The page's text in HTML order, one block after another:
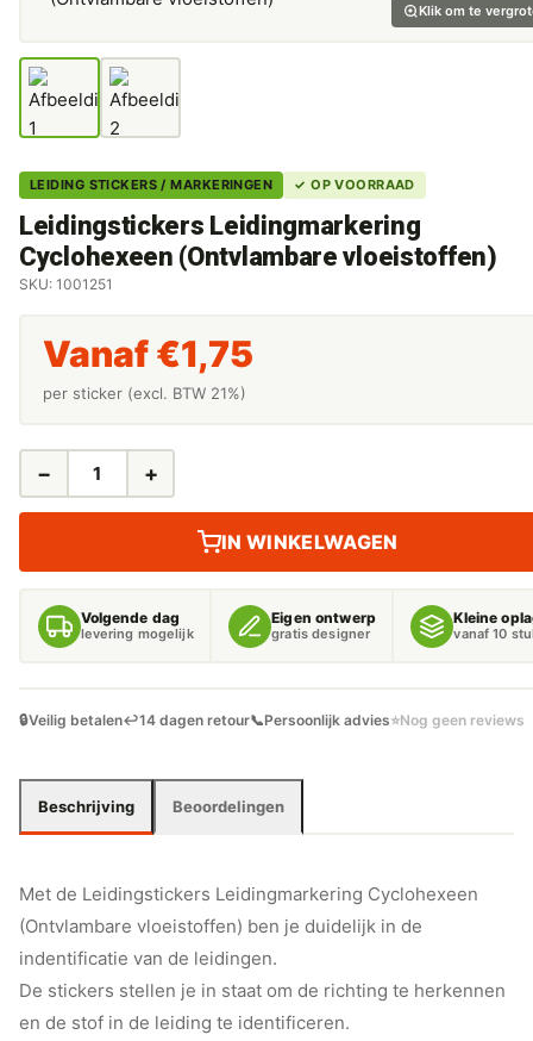
Klik om te
LEIDING STICKERS / MARKERINGEN ✓ OP VOORRAAD
Leidingstickers Leidingmarkering
Cyclohexeen (Ontvlambare vloeistoffen)
SKU: 1001251
Vanaf €1,75
per sticker (excl. BTW 21%)
LEIDINGSTICKERS
AANTAL
− +
IN WINKELWAGEN
Volgende dag
levering mogelijk
Eigen ontwerp
gratis designer
Kleine
vanaf 10
🔒Veilig betalen↩️14 dagen retour📞Persoonlijk advies⭐Nog geen reviews
Beschrijving Beoordelingen
Met de Leidingstickers Leidingmarkering Cyclohexeen
(Ontvlambare vloeistoffen) ben je duidelijk in de
indentificatie van de leidingen.
De stickers stellen je in staat om de richting te herkennen
en de stof in de leiding te identificeren.